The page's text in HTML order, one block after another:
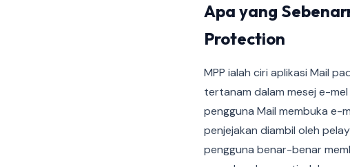
Apa yang
Protection
MPP ialah ciri aplikasi Mail
tertanam dalam mesej e-
pengguna Mail membuka e-
penjejakan diambil oleh
pengguna benar-benar